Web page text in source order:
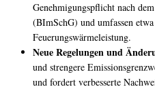
Genehmigungspflicht nach
(BImSchG) und umfassen
Feuerungswärmeleistung.
Neue Regelungen und
und strengere
und fordert verbesserte